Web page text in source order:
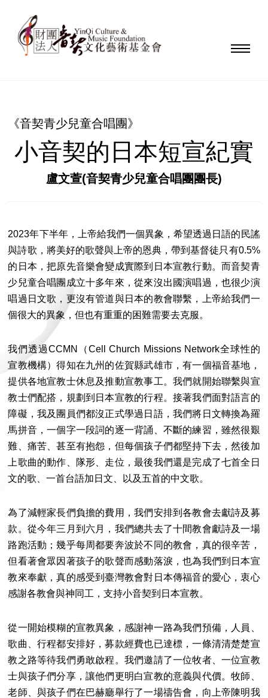
《音契青少兒童合唱團》
小音契的日本短宣紀實
盧文萱(音契青少兒童合唱團團長)
2023年下半年，上帝給我們一個異象，希望透過日語的民謠
與詩歌，將美好的歌聲與上帝的恩典，帶到基督徒只有0.5%
的日本，把原先音樂會變成實際到日本宣教行動。而音契青
少兒童合唱團成立十多年來，從來沒出國演唱過，也很少演
唱過日文歌，更沒有管道與日本的教會聯繫，上帝給我們一
個很大的異象，但也有重重的困難需要去克服。
我們透過CCMN（Cell Church Missions Network全球性的
宣教機構）得知在九州的佐賀縣武雄市，有一個福音基地，
提供各地宣教士休息及推動宣教事工。我們就開始聯繫與宣
教士們配搭，規劃到日本宣教的行程。接著我們面對語言的
障礙，我及團員們都沒正式學過日語，我們將日文轉換為羅
馬拼音，一個字一段詞的逐一背誦、不斷的練習，雖然很艱
難、痛苦、甚至有抱怨，但每個孩子們都堅持下去，然後加
上歌曲的動作、隊形、走位，最後我們還是完成了七首全日
文的歌、一首台語加日文、以及五首的中文歌。
為了減輕家長們負擔的費用，我們安排到各教會去獻詩及募
款。從今年三月到六月，我們總共去了十間教會獻詩及一場
路跑活動；幾乎每周都要奔波於不同的教會，真的很辛苦，
但看著會眾因著孩子的歌聲而感動落淚，也為我們到日本宣
教來奉獻，真的感受到臺灣教會對日本傳福音的愛心，衷心
感謝各教會與神同工，支持小音契到日本宣教。
從一開始模糊的宣教異象，感謝神一路為我們預備，人員、
歌曲、行程都安排好，募款經費也已達標，一條清清楚楚宣
教之路等待我們勇敢啟程。我們邀請了一位牧者、一位宣教
士與孩子們分享，讓他們更明白宣教的意義與代價。牧師、
老師、與孩子們在巴赫廳舉行了一場禱告會，向上帝陳明我